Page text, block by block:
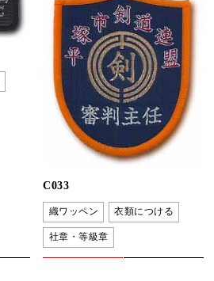
C033
織ワッペン 衣類につける
社章・等級章